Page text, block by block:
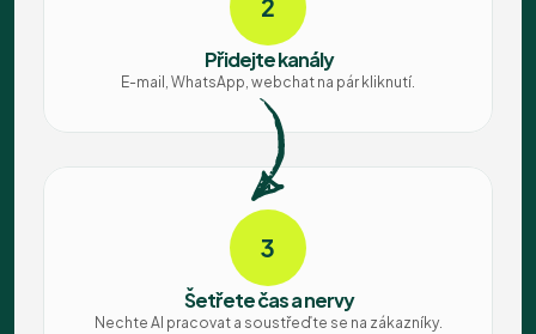
Přidejte kanály
E-mail, WhatsApp, webchat na pár kliknutí.
3
Šetřete čas a nervy
Nechte AI pracovat a soustřeďte se na zákazníky.